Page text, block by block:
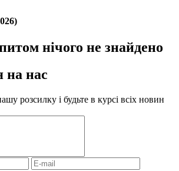
нічого не знайдено
на нас
розсилку і будьте в курсі всіх новин